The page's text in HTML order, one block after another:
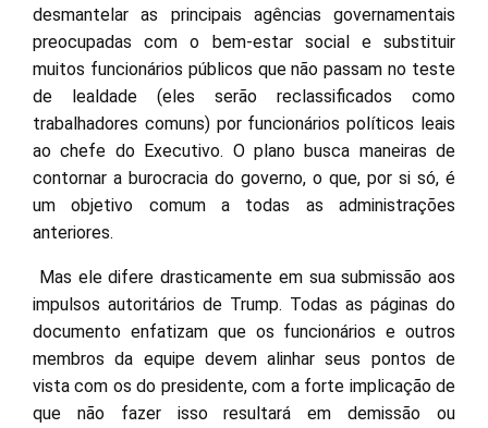
desmantelar as principais agências governamentais
preocupadas com o bem-estar social e substituir
muitos funcionários públicos que não passam no teste
de lealdade (eles serão reclassificados como
trabalhadores comuns) por funcionários políticos leais
ao chefe do Executivo. O plano busca maneiras de
contornar a burocracia do governo, o que, por si só, é
um objetivo comum a todas as administrações
anteriores.
Mas ele difere drasticamente em sua submissão aos
impulsos autoritários de Trump. Todas as páginas do
documento enfatizam que os funcionários e outros
membros da equipe devem alinhar seus pontos de
vista com os do presidente, com a forte implicação de
que não fazer isso resultará em demissão ou